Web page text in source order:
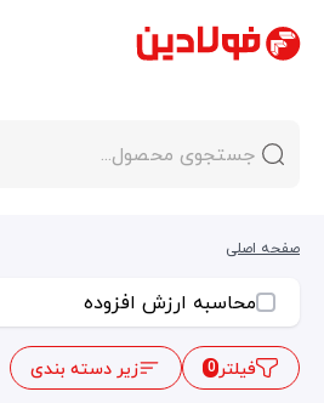
صفحه اصلی
محاسبه ارزش افزوده
فیلتر0 زیر دسته بندی